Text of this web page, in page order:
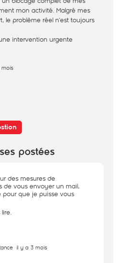
mon activité. Malgré mes
le problème réel n’est toujours
intervention urgente
postées
des mesures de
de vous envoyer un mail,
que je puisse vous
il y a 3 mois